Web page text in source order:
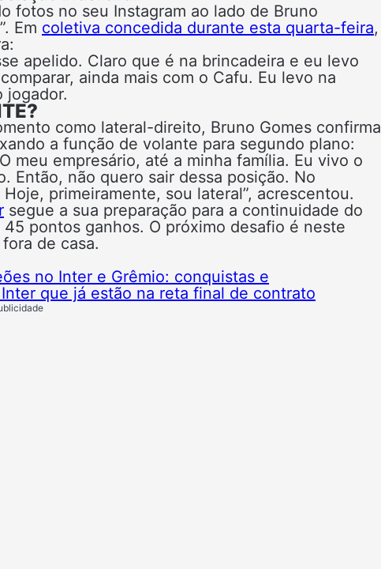
fotos no seu Instagram ao lado de Bruno
Em coletiva concedida durante esta quarta-feira,
apelido. Claro que é na brincadeira e eu levo
ainda mais com o Cafu. Eu levo na
jogador.
como lateral-direito, Bruno Gomes confirma
a função de volante para segundo plano:
meu empresário, até a minha família. Eu vivo o
Então, não quero sair dessa posição. No
primeiramente, sou lateral”, acrescentou.
segue a sua preparação para a continuidade do
pontos ganhos. O próximo desafio é neste
fora de casa.
no Inter e Grêmio: conquistas e
que já estão na reta final de contrato